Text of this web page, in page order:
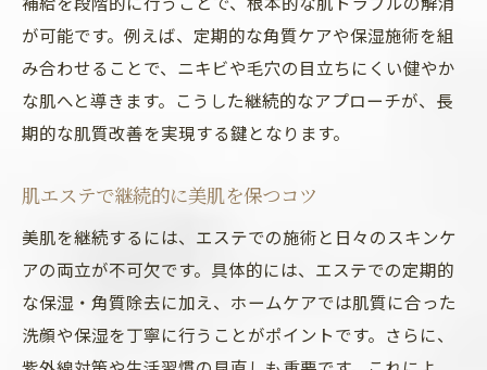
が可能です。例えば、定期的な角質ケアや保湿施術を組
み合わせることで、ニキビや毛穴の目立ちにくい健やか
な肌へと導きます。こうした継続的なアプローチが、長
期的な肌質改善を実現する鍵となります。
肌エステで継続的に美肌を保つコツ
美肌を継続するには、エステでの施術と日々のスキンケ
アの両立が不可欠です。具体的には、エステでの定期的
な保湿・角質除去に加え、ホームケアでは肌質に合った
洗顔や保湿を丁寧に行うことがポイントです。さらに、